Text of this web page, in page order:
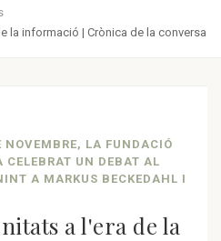
la informació | Crònica de la conversa
NOVEMBRE, LA FUNDACIÓ
CELEBRAT UN DEBAT AL
A MARKUS BECKEDAHL I
a l'era de la